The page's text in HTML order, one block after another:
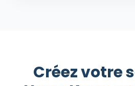
Créez votre